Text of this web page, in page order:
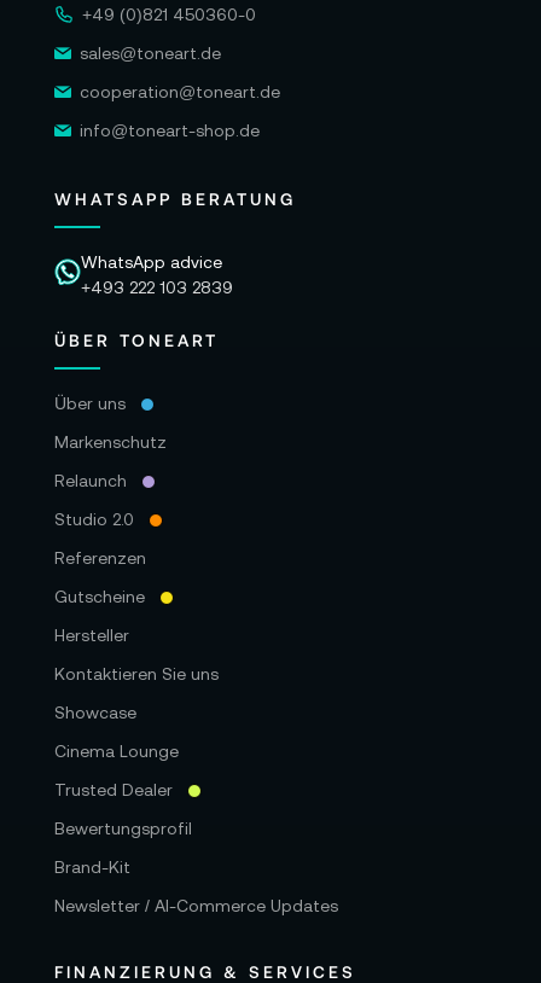
+49 (0)821 450360-0
sales@toneart.de
cooperation@toneart.de
info@toneart-shop.de
WHATSAPP BERATUNG
WhatsApp advice
+493 222 103 2839
ÜBER TONEART
Über uns
Markenschutz
Relaunch
Studio 2.0
Referenzen
Gutscheine
Hersteller
Kontaktieren Sie uns
Showcase
Cinema Lounge
Trusted Dealer
Bewertungsprofil
Brand-Kit
Newsletter / AI-Commerce Updates
FINANZIERUNG & SERVICES